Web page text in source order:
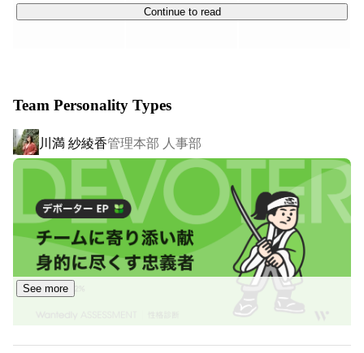
経営支援サービス）
ラットフォーム・プライベートブランドのサービス展開を
進めています。
＜サービス内容＞
①キャリア事業
・獣医師の転職に特化した転職支援サービス「ベットエー
ジェント」
・動物看護師の転職に特化した転職支援サービス「ペット
ナースエージェント」
・トリマーの転職に特化した転職支援サービス「トリマー
エージェント」
・農業 / 牧場への就業に特化した転職支援サービス「ファ
Continue to read
Team Personality Types
川満 紗綾香管理本部 人事部
See more